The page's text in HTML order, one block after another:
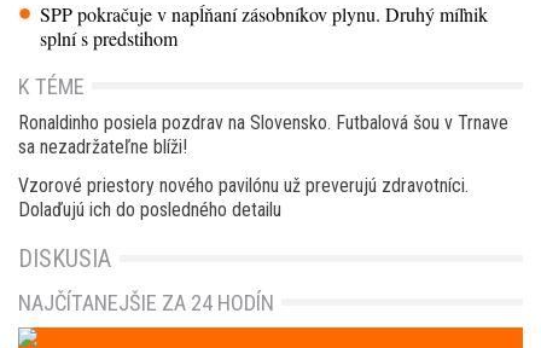
SPP pokračuje v napĺňaní zásobníkov plynu. Druhý míľnik
splní s predstihom
K TÉME
Ronaldinho posiela pozdrav na Slovensko. Futbalová šou v Trnave
sa nezadržateľne blíži!
Vzorové priestory nového pavilónu už preverujú zdravotníci.
Dolaďujú ich do posledného detailu
DISKUSIA
NAJČÍTANEJŠIE ZA 24 HODÍN